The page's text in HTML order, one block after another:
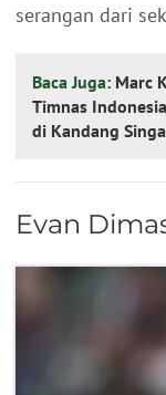
serangan dari
Baca Juga: Marc
Timnas
di Kandang
Evan